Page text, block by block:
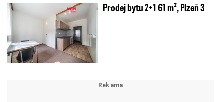
Prodej bytu 2+1 61 m², Plzeň 3